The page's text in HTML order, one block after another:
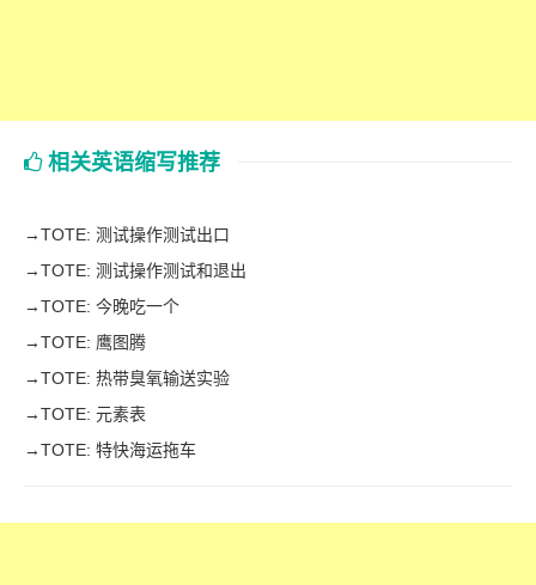
相关英语缩写推荐
→TOTE: 测试操作测试出口
→TOTE: 测试操作测试和退出
→TOTE: 今晚吃一个
→TOTE: 鹰图腾
→TOTE: 热带臭氧输送实验
→TOTE: 元素表
→TOTE: 特快海运拖车